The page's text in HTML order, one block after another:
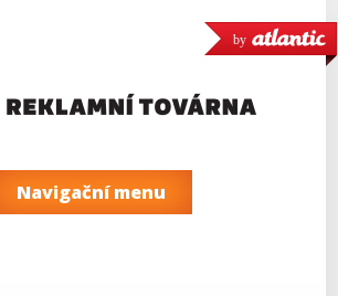
by
Navigační menu